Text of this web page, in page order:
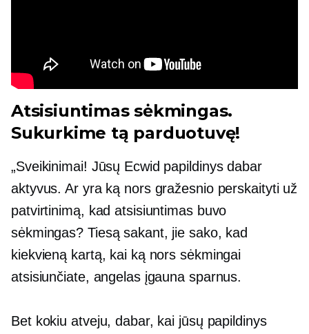
Atsisiuntimas sėkmingas.
Sukurkime tą parduotuvę!
„Sveikinimai! Jūsų Ecwid papildinys dabar
aktyvus. Ar yra ką nors gražesnio perskaityti už
patvirtinimą, kad atsisiuntimas buvo
sėkmingas? Tiesą sakant, jie sako, kad
kiekvieną kartą, kai ką nors sėkmingai
atsisiunčiate, angelas įgauna sparnus.
Bet kokiu atveju, dabar, kai jūsų papildinys